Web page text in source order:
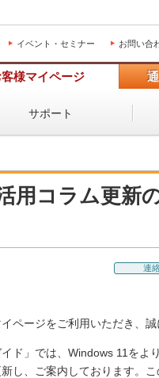
イベント・セミナー お問い合
客様マイページ
サポート
用コラム更新
連
ページをご利用いただき、誠
イド」では、Windows 11を
し、ご案内しております。